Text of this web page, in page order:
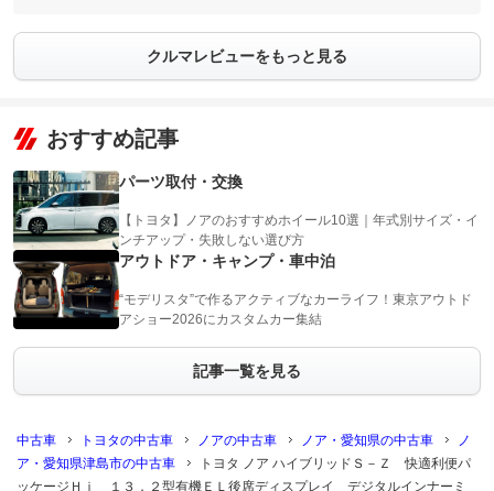
クルマレビューをもっと見る
おすすめ記事
パーツ取付・交換
【トヨタ】ノアのおすすめホイール10選｜年式別サイズ・イ
ンチアップ・失敗しない選び方
アウトドア・キャンプ・車中泊
“モデリスタ”で作るアクティブなカーライフ！東京アウトド
アショー2026にカスタムカー集結
記事一覧を見る
中古車 トヨタの中古車 ノアの中古車 ノア・愛知県の中古車
ノ
ア・愛知県津島市の中古車
トヨタ ノア ハイブリッドＳ－Ｚ 快適利便パ
ッケージＨｉ １３．２型有機ＥＬ後席ディスプレイ デジタルインナーミ